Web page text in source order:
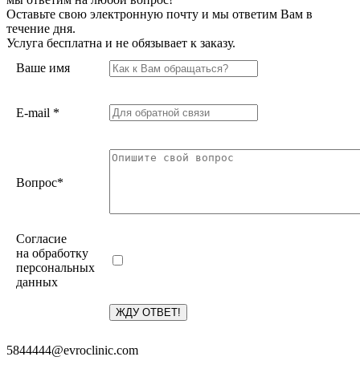
Оставьте свою электронную почту и мы ответим Вам в
течение дня.
Услуга бесплатна и не обязывает к заказу.
Ваше имя
E-mail *
Вопрос*
Согласие
на обработку
персональных
данных
5844444@evroclinic.com